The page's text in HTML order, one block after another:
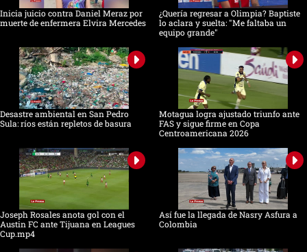
Inicia juicio contra Daniel Meraz por
muerte de enfermera Elvira Mercedes
¿Quería regresar a Olimpia? Baptiste
lo aclara y suelta: "Me faltaba un
equipo grande"
Desastre ambiental en San Pedro
Sula: ríos están repletos de basura
Motagua logra ajustado triunfo ante
FAS y sigue firme en Copa
Centroamericana 2026
Joseph Rosales anota gol con el
Austin FC ante Tijuana en Leagues
Cup.mp4
Así fue la llegada de Nasry Asfura a
Colombia